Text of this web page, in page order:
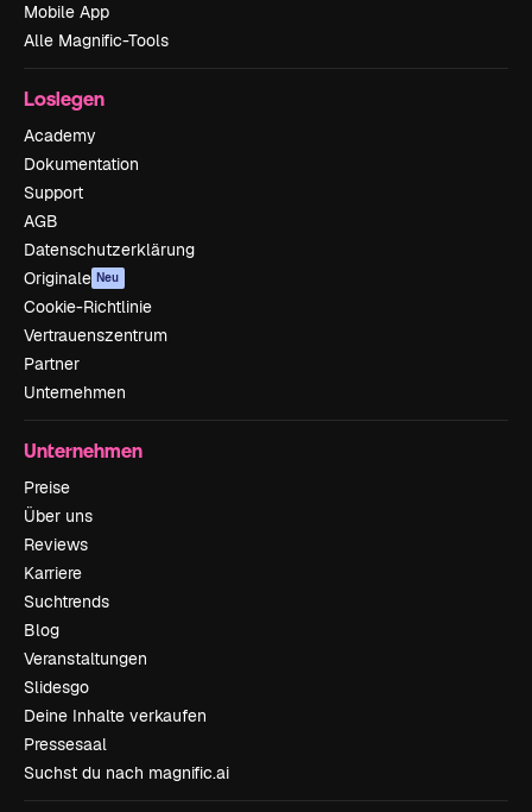
Mobile App
Alle Magnific-Tools
Loslegen
Academy
Dokumentation
Support
AGB
Datenschutzerklärung
Originale Neu
Cookie-Richtlinie
Vertrauenszentrum
Partner
Unternehmen
Unternehmen
Preise
Über uns
Reviews
Karriere
Suchtrends
Blog
Veranstaltungen
Slidesgo
Deine Inhalte verkaufen
Pressesaal
Suchst du nach magnific.ai